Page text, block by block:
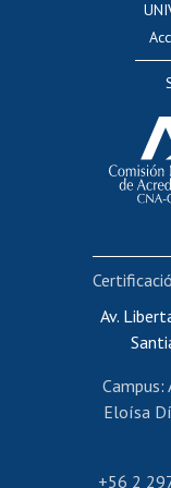
Av.
Campus:
Eloísa
+56 2